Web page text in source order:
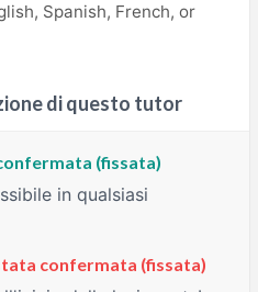
Spanish, French, or
di questo tutor
(fissata)
in qualsiasi
confermata (fissata)